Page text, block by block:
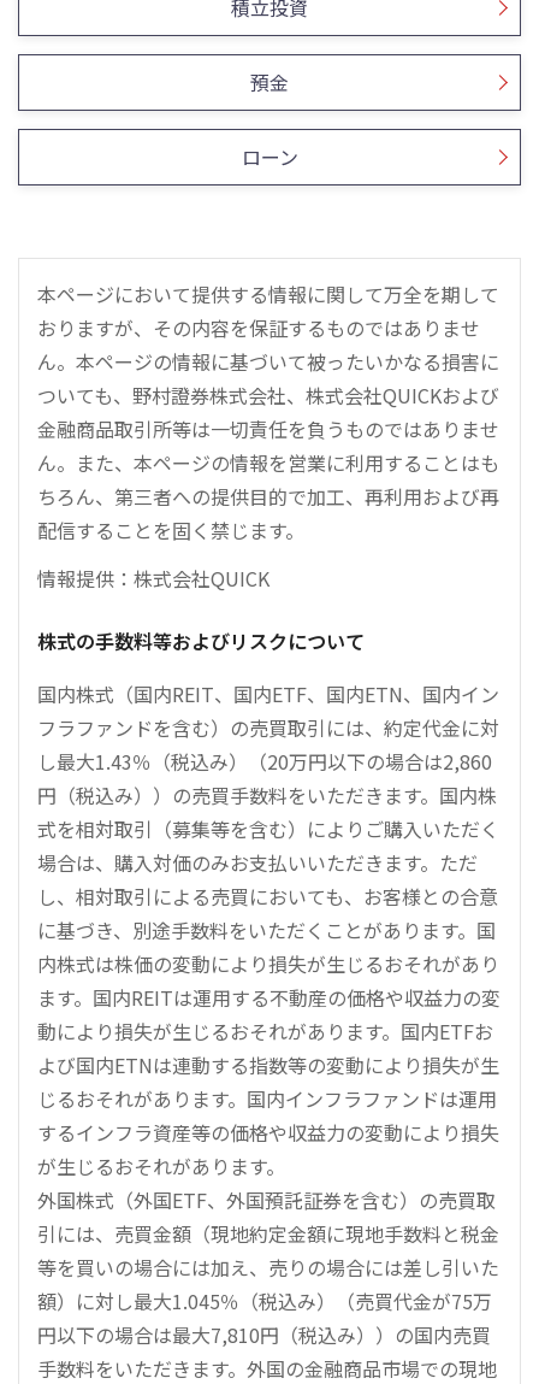
積立投資
預金
ローン
本ページにおいて提供する情報に関して万全を期して
おりますが、その内容を保証するものではありませ
ん。本ページの情報に基づいて被ったいかなる損害に
ついても、野村證券株式会社、株式会社QUICKおよび
金融商品取引所等は一切責任を負うものではありませ
ん。また、本ページの情報を営業に利用することはも
ちろん、第三者への提供目的で加工、再利用および再
配信することを固く禁じます。
情報提供：株式会社QUICK
株式の手数料等およびリスクについて
国内株式（国内REIT、国内ETF、国内ETN、国内イン
フラファンドを含む）の売買取引には、約定代金に対
し最大1.43％（税込み）（20万円以下の場合は2,860
円（税込み））の売買手数料をいただきます。国内株
式を相対取引（募集等を含む）によりご購入いただく
場合は、購入対価のみお支払いいただきます。ただ
し、相対取引による売買においても、お客様との合意
に基づき、別途手数料をいただくことがあります。国
内株式は株価の変動により損失が生じるおそれがあり
ます。国内REITは運用する不動産の価格や収益力の変
動により損失が生じるおそれがあります。国内ETFお
よび国内ETNは連動する指数等の変動により損失が生
じるおそれがあります。国内インフラファンドは運用
するインフラ資産等の価格や収益力の変動により損失
が生じるおそれがあります。
外国株式（外国ETF、外国預託証券を含む）の売買取
引には、売買金額（現地約定金額に現地手数料と税金
等を買いの場合には加え、売りの場合には差し引いた
額）に対し最大1.045％（税込み）（売買代金が75万
円以下の場合は最大7,810円（税込み））の国内売買
手数料をいただきます。外国の金融商品市場での現地